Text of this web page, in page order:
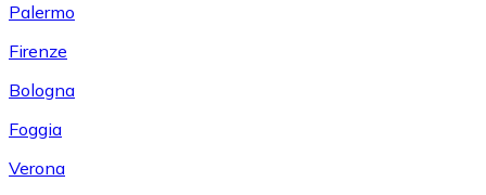
Palermo
Firenze
Bologna
Foggia
Verona